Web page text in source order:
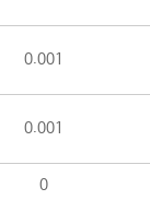
0.001
0.001
0